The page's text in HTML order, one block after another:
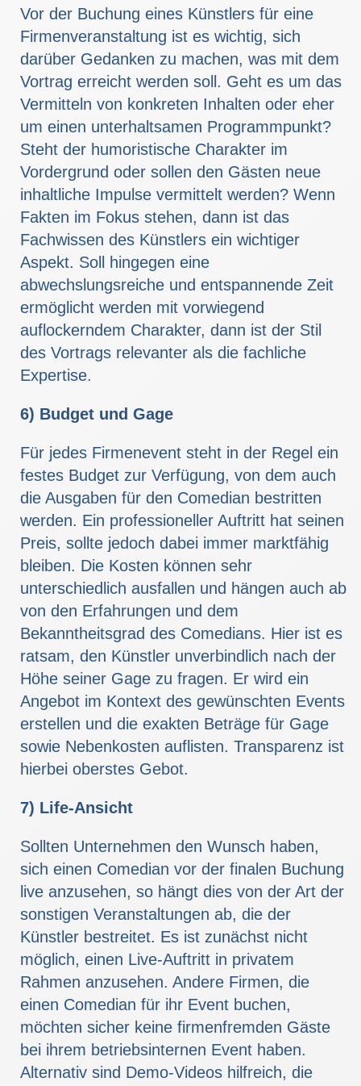
Vor der Buchung eines Künstlers für eine
Firmenveranstaltung ist es wichtig, sich
darüber Gedanken zu machen, was mit dem
Vortrag erreicht werden soll. Geht es um das
Vermitteln von konkreten Inhalten oder eher
um einen unterhaltsamen Programmpunkt?
Steht der humoristische Charakter im
Vordergrund oder sollen den Gästen neue
inhaltliche Impulse vermittelt werden? Wenn
Fakten im Fokus stehen, dann ist das
Fachwissen des Künstlers ein wichtiger
Aspekt. Soll hingegen eine
abwechslungsreiche und entspannende Zeit
ermöglicht werden mit vorwiegend
auflockerndem Charakter, dann ist der Stil
des Vortrags relevanter als die fachliche
Expertise.
6) Budget und Gage
Für jedes Firmenevent steht in der Regel ein
festes Budget zur Verfügung, von dem auch
die Ausgaben für den Comedian bestritten
werden. Ein professioneller Auftritt hat seinen
Preis, sollte jedoch dabei immer marktfähig
bleiben. Die Kosten können sehr
unterschiedlich ausfallen und hängen auch ab
von den Erfahrungen und dem
Bekanntheitsgrad des Comedians. Hier ist es
ratsam, den Künstler unverbindlich nach der
Höhe seiner Gage zu fragen. Er wird ein
Angebot im Kontext des gewünschten Events
erstellen und die exakten Beträge für Gage
sowie Nebenkosten auflisten. Transparenz ist
hierbei oberstes Gebot.
7) Life-Ansicht
Sollten Unternehmen den Wunsch haben,
sich einen Comedian vor der finalen Buchung
live anzusehen, so hängt dies von der Art der
sonstigen Veranstaltungen ab, die der
Künstler bestreitet. Es ist zunächst nicht
möglich, einen Live-Auftritt in privatem
Rahmen anzusehen. Andere Firmen, die
einen Comedian für ihr Event buchen,
möchten sicher keine firmenfremden Gäste
bei ihrem betriebsinternen Event haben.
Alternativ sind Demo-Videos hilfreich, die